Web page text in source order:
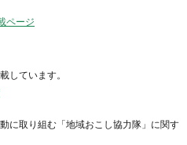
ページ
しています。
に取り組む「地域おこし協力隊」に関す